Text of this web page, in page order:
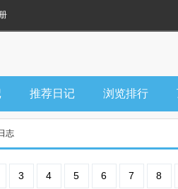
推荐日记 浏览排行
志
3 4 5 6 7 8